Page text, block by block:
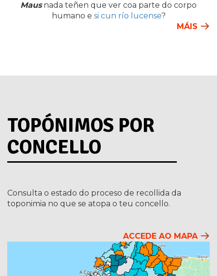
Mausnada teñen que ver coa parte do corpo
humano e si cun río lucense?
MÁIS
TOPÓNIMOS POR
CONCELLO
Consulta o estado do proceso de recollida da
toponimia no que se atopa o teu concello.
ACCEDE AO MAPA